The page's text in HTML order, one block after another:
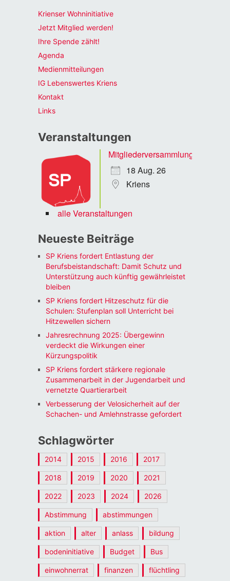
Krienser Wohninitiative
Jetzt Mitglied werden!
Ihre Spende zählt!
Agenda
Medienmitteilungen
IG Lebenswertes Kriens
Kontakt
Links
Veranstaltungen
Mitgliederversammlung
18 Aug. 26
Kriens
alle Veranstaltungen
Neueste Beiträge
SP Kriens fordert Entlastung der
Berufsbeistandschaft: Damit Schutz und
Unterstützung auch künftig gewährleistet
bleiben
SP Kriens fordert Hitzeschutz für die
Schulen: Stufenplan soll Unterricht bei
Hitzewellen sichern
Jahresrechnung 2025: Übergewinn
verdeckt die Wirkungen einer
Kürzungspolitik
SP Kriens fordert stärkere regionale
Zusammenarbeit in der Jugendarbeit und
vernetzte Quartierarbeit
Verbesserung der Velosicherheit auf der
Schachen- und Amlehnstrasse gefordert
Schlagwörter
2014 2015 2016 2017
2018 2019 2020 2021
2022 2023 2024 2026
Abstimmung abstimmungen
aktion alter anlass bildung
bodeninitiative Budget Bus
einwohnerrat finanzen flüchtling